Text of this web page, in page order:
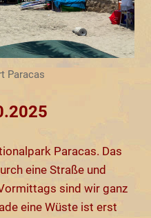
Paracas
Paracas. Das
eine Straße und
sind wir ganz
eine Wüste ist erst